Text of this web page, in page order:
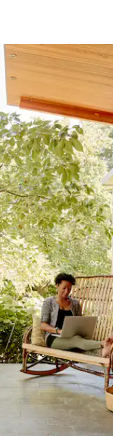
vers le bas pour les